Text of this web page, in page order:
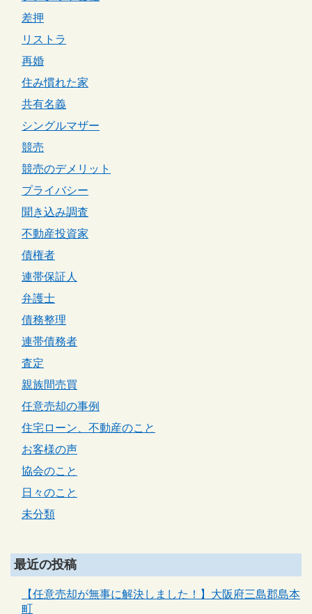
差押
リストラ
再婚
住み慣れた家
共有名義
シングルマザー
競売
競売のデメリット
プライバシー
聞き込み調査
不動産投資家
債権者
連帯保証人
弁護士
債務整理
連帯債務者
査定
親族間売買
任意売却の事例
住宅ローン、不動産のこと
お客様の声
協会のこと
日々のこと
未分類
最近の投稿
【任意売却が無事に解決しました！】大阪府三島郡島本
町